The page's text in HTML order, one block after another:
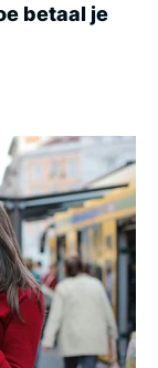
betaal je